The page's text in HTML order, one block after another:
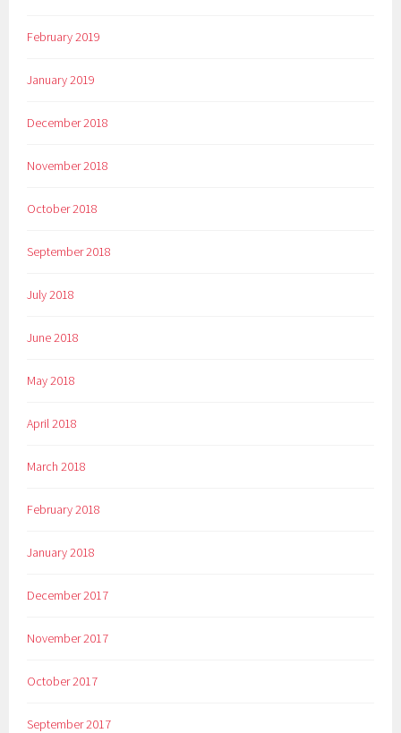
February 2019
January 2019
December 2018
November 2018
October 2018
September 2018
July 2018
June 2018
May 2018
April 2018
March 2018
February 2018
January 2018
December 2017
November 2017
October 2017
September 2017